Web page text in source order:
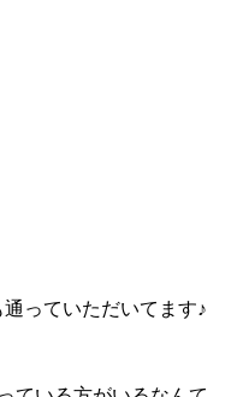
っていただいてます♪